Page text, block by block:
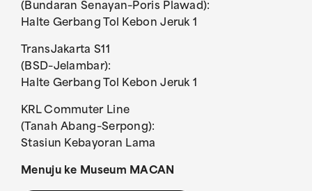
(Bundaran Senayan–Poris Plawad):
Halte Gerbang Tol Kebon Jeruk 1
TransJakarta S11
(BSD–Jelambar):
Halte Gerbang Tol Kebon Jeruk 1
KRL Commuter Line
(Tanah Abang–Serpong):
Stasiun Kebayoran Lama
Menuju ke Museum MACAN